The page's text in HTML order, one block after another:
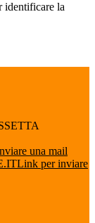
identificare la
una mail
Link per inviare